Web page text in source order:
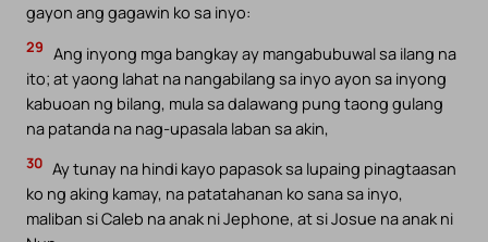
gayon ang gagawin ko sa inyo:
29 Ang inyong mga bangkay ay mangabubuwal sa ilang na
ito; at yaong lahat na nangabilang sa inyo ayon sa inyong
kabuoan ng bilang, mula sa dalawang pung taong gulang
na patanda na nag-upasala laban sa akin,
30 Ay tunay na hindi kayo papasok sa lupaing pinagtaasan
ko ng aking kamay, na patatahanan ko sana sa inyo,
maliban si Caleb na anak ni Jephone, at si Josue na anak ni